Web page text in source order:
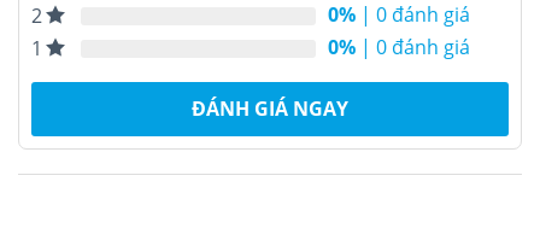
2
0% | 0 đánh giá
1
0% | 0 đánh giá
ĐÁNH GIÁ NGAY